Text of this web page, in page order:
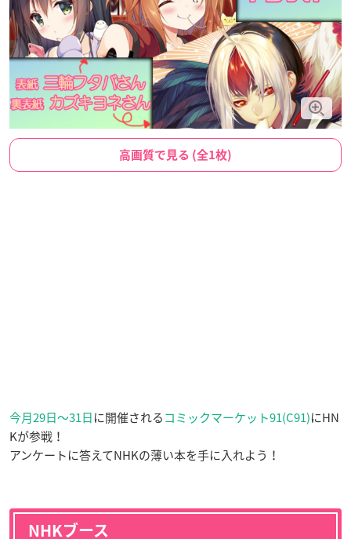
高画質で見る (全1枚)
今月29日〜31日に開催されるコミックマーケット91(C91)にHN
Kが参戦！
アンケートに答えてNHKの薄い本を手に入れよう！
NHKブース